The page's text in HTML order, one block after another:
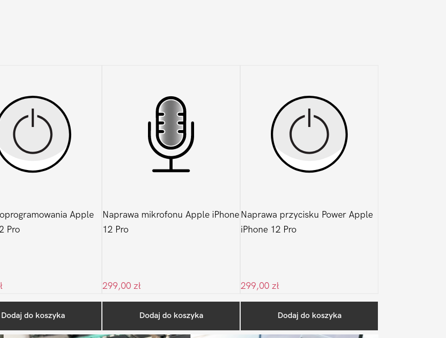
Apple
Pro
Dodaj do koszyka
Naprawa mikrofonu Apple iPhone
12 Pro
299,00 zł
Dodaj do koszyka
Naprawa przycisku Power Apple
iPhone 12 Pro
299,00 zł
Dodaj do koszyka
Sidebar
Ostatnio na blogu